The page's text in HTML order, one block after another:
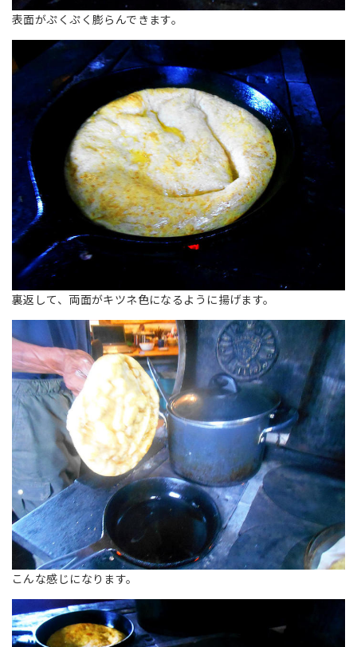
表面がぷくぷく膨らんできます。
裏返して、両面がキツネ色になるように揚げます。
こんな感じになります。